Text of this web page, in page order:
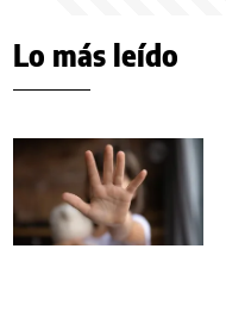
Lo más leído